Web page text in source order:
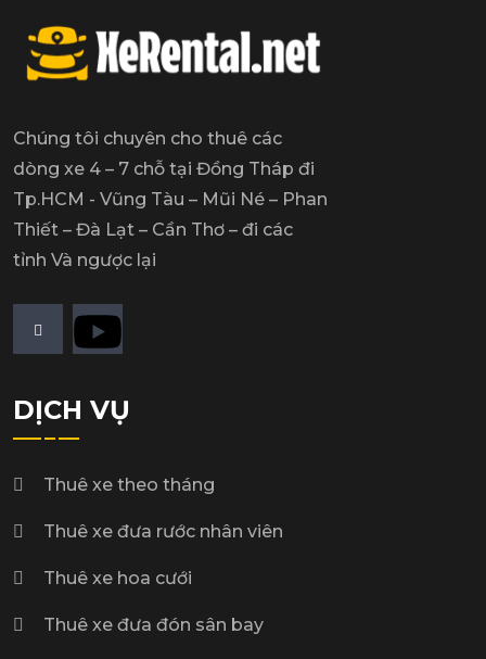
Chúng tôi chuyên cho thuê các
dòng xe 4 – 7 chỗ tại Đồng Tháp đi
Tp.HCM - Vũng Tàu – Mũi Né – Phan
Thiết – Đà Lạt – Cần Thơ – đi các
tỉnh Và ngược lại
DỊCH VỤ
Thuê xe theo tháng
Thuê xe đưa rước nhân viên
Thuê xe hoa cưới
Thuê xe đưa đón sân bay